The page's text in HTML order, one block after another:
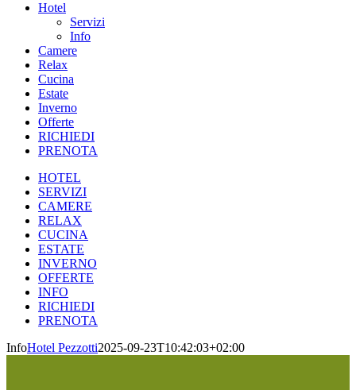
Hotel
Servizi
Info
Camere
Relax
Cucina
Estate
Inverno
Offerte
RICHIEDI
PRENOTA
HOTEL
SERVIZI
CAMERE
RELAX
CUCINA
ESTATE
INVERNO
OFFERTE
INFO
RICHIEDI
PRENOTA
InfoHotel Pezzotti2025-09-23T10:42:03+02:00